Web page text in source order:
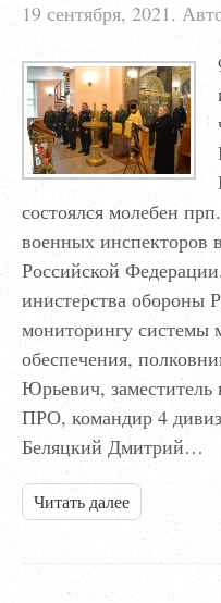
19 сентября, 2021.
состоялся молебен
военных инспекторов
Российской
инистерства обороны
мониторингу системы
обеспечения,
Юрьевич,
ПРО, командир 4
Беляцкий Дмитрий…
Читать далее